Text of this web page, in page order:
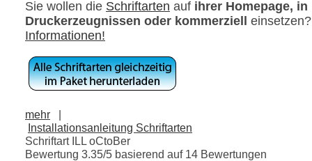
Sie wollen die Schriftarten auf ihrer Homepage, in
Druckerzeugnissen oder kommerziell
Informationen!
mehr
|
Installationsanleitung Schriftarten
Schriftart ILL oCtoBer
Bewertung 3.35/5 basierend auf 14 Bewertungen